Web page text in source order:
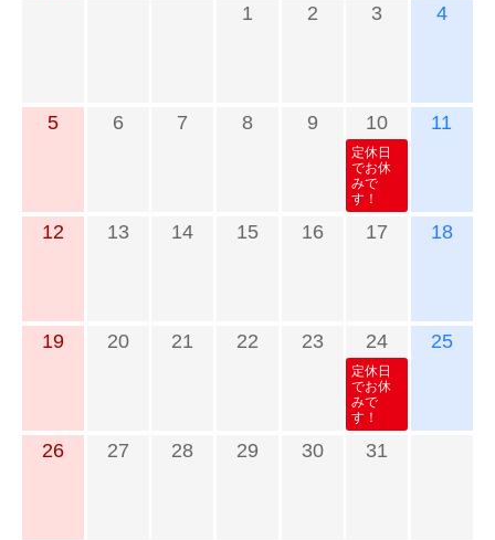
1 2 3 4
5 6 7 8 9 10
定休日
でお休
みで
す！
11
12 13 14 15 16 17 18
19 20 21 22 23 24
定休日
でお休
みで
す！
25
26 27 28 29 30 31